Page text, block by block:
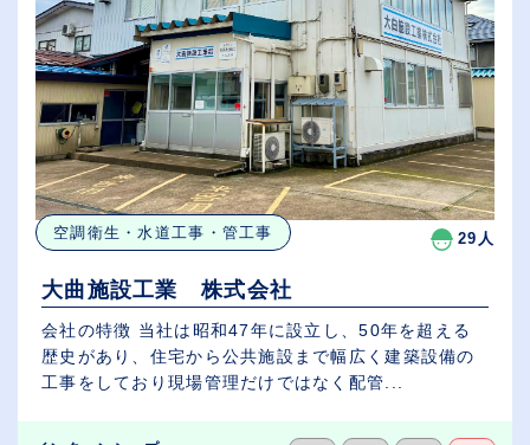
空調衛生・水道工事・管工事 29人
大曲施設工業 株式会社
会社の特徴 当社は昭和47年に設立し、50年を超える
歴史があり、住宅から公共施設まで幅広く建築設備の
工事をしており現場管理だけではなく配管...